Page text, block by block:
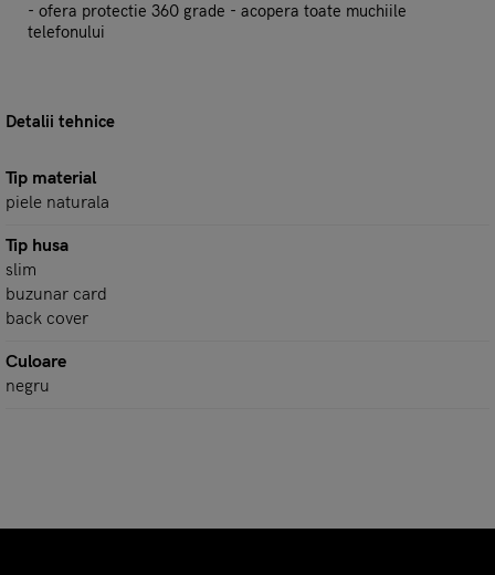
- ofera protectie 360 grade - acopera toate muchiile
telefonului
Detalii tehnice
Tip material
piele naturala
Tip husa
slim
buzunar card
back cover
Culoare
negru